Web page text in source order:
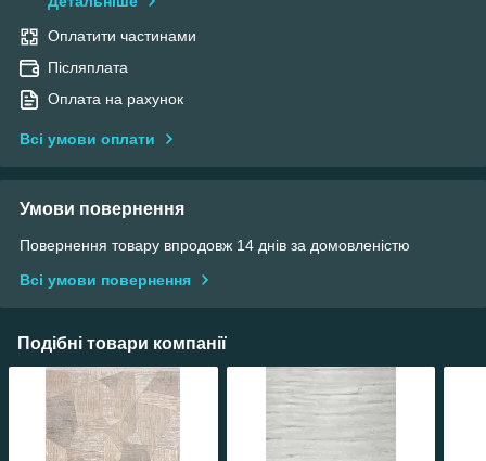
Оплатити частинами
Післяплата
Оплата на рахунок
Всі умови оплати
Умови повернення
Повернення товару впродовж 14 днів за домовленістю
Всі умови повернення
Подібні товари компанії